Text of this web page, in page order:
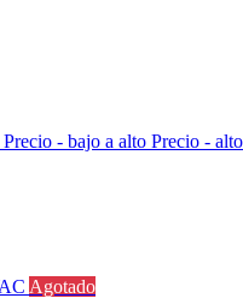
Precio - bajo a alto Precio -
Agotado